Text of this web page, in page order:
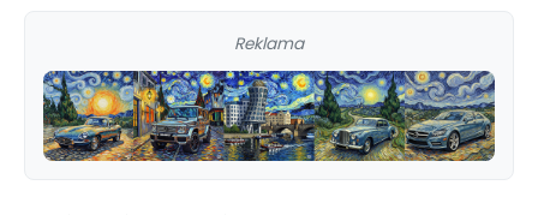
Reklama